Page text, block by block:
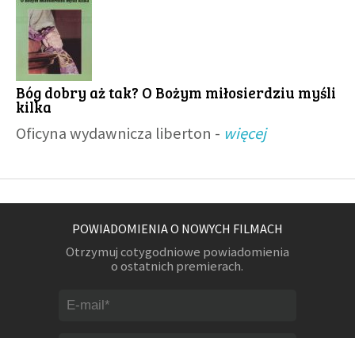
Bóg dobry aż tak? O Bożym miłosierdziu myśli
kilka
Oficyna wydawnicza liberton - więcej
POWIADOMIENIA O NOWYCH FILMACH
Otrzymuj cotygodniowe powiadomienia
o ostatnich premierach.